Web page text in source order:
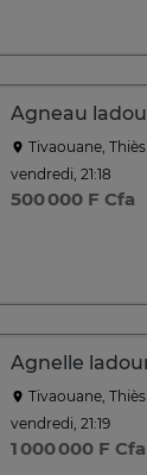
Tivaouane, Thiès
vendredi, 21:18
500 000 F Cfa
Tivaouane, Thiès
vendredi, 21:19
1 000 000 F Cfa